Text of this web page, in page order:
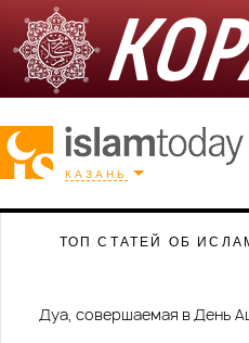
КАЗАНЬ
ТОП СТАТЕЙ ОБ
Дуа, совершаемая в День